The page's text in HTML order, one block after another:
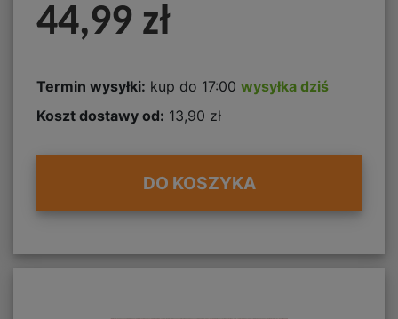
44,99 zł
Termin wysyłki: kup do 17:00 wysyłka dziś
Koszt dostawy od: 13,90 zł
DO KOSZYKA